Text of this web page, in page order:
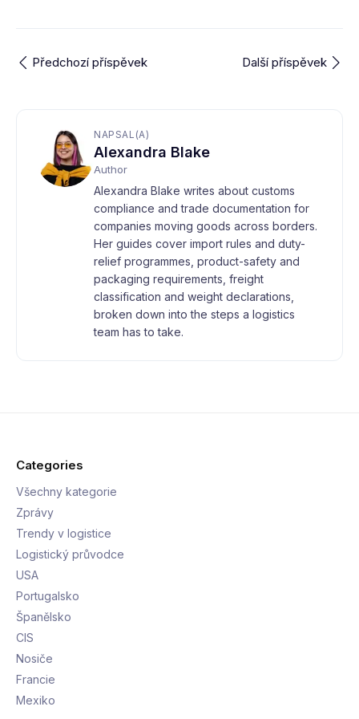
Předchozí příspěvek Další příspěvek
NAPSAL(A)
Alexandra Blake
Author
Alexandra Blake writes about customs
compliance and trade documentation for
companies moving goods across borders.
Her guides cover import rules and duty-
relief programmes, product-safety and
packaging requirements, freight
classification and weight declarations,
broken down into the steps a logistics
team has to take.
Categories
Všechny kategorie
Zprávy
Trendy v logistice
Logistický průvodce
USA
Portugalsko
Španělsko
CIS
Nosiče
Francie
Mexiko